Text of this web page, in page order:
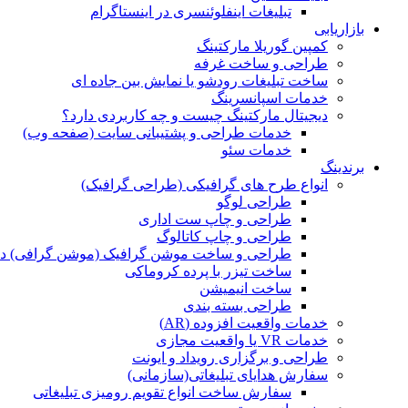
تبلیغات اینفلوئنسری در اینستاگرام
بازاریابی
کمپین گوریلا مارکتینگ
طراحی و ساخت غرفه
ساخت تبلیغات رودشو یا نمایش بین جاده ای
خدمات اسپانسرینگ
دیجیتال مارکتینگ چیست و چه کاربردی دارد؟
خدمات طراحی و پشتیبانی سایت (صفحه وب)
خدمات سئو
برندینگ
انواع طرح های گرافیکی (طراحی گرافیک)
طراحی لوگو
طراحی و چاپ ست اداری
طراحی و چاپ کاتالوگ
طراحی و ساخت موشن گرافیک (موشن گرافی)
ساخت تیزر با پرده کروماکی
ساخت انیمیشن
طراحی بسته بندی
خدمات واقعیت افزوده (AR)
خدمات VR یا واقعیت مجازی
طراحی و برگزاری رویداد و ایونت
سفارش هدایای تبلیغاتی(سازمانی)
سفارش ساخت انواع تقویم رومیزی تبلیغاتی